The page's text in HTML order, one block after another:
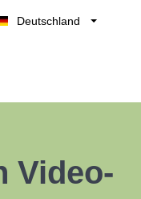
Deutschland
España
Video-